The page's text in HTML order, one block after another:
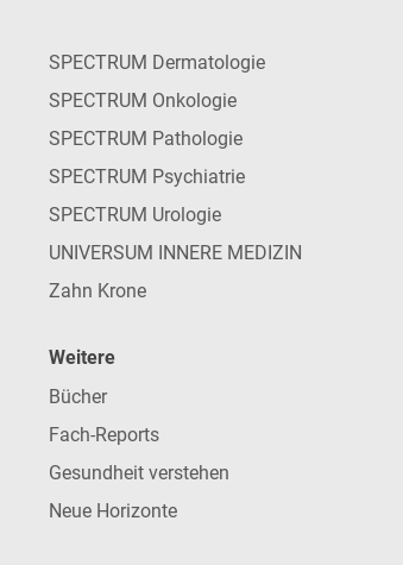
SPECTRUM Dermatologie
SPECTRUM Onkologie
SPECTRUM Pathologie
SPECTRUM Psychiatrie
SPECTRUM Urologie
UNIVERSUM INNERE MEDIZIN
Zahn Krone
Weitere
Bücher
Fach-Reports
Gesundheit verstehen
Neue Horizonte